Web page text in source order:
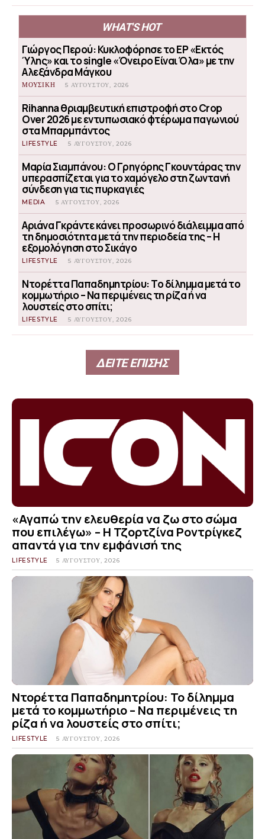
WHAT'S HOT
Γιώργος Περού: Κυκλοφόρησε το EP «Εκτός
Ύλης» και το single «Όνειρο Είναι Όλα» με την
Αλεξάνδρα Μάγκου
ΜΟΥΣΙΚΗ 5 ΑΥΓΟΎΣΤΟΥ, 2026
Rihanna θριαμβευτική επιστροφή στο Crop
Over 2026 με εντυπωσιακό φτέρωμα παγωνιού
στα Μπαρμπάντος
LIFESTYLE 5 ΑΥΓΟΎΣΤΟΥ, 2026
Μαρία Σιαμπάνου: Ο Γρηγόρης Γκουντάρας την
υπερασπίζεται για το χαμόγελο στη ζωντανή
σύνδεση για τις πυρκαγιές
MEDIA 5 ΑΥΓΟΎΣΤΟΥ, 2026
Αριάνα Γκράντε κάνει προσωρινό διάλειμμα από
τη δημοσιότητα μετά την περιοδεία της – Η
εξομολόγηση στο Σικάγο
LIFESTYLE 5 ΑΥΓΟΎΣΤΟΥ, 2026
Ντορέττα Παπαδημητρίου: Το δίλημμα μετά το
κομμωτήριο – Να περιμένεις τη ρίζα ή να
λουστείς στο σπίτι;
LIFESTYLE 5 ΑΥΓΟΎΣΤΟΥ, 2026
ΔΕΙΤΕ ΕΠΙΣΗΣ
«Αγαπώ την ελευθερία να ζω στο σώμα
που επιλέγω» – Η Τζορτζίνα Ροντρίγκεζ
απαντά για την εμφάνισή της
LIFESTYLE 5 ΑΥΓΟΎΣΤΟΥ, 2026
Ντορέττα Παπαδημητρίου: Το δίλημμα
μετά το κομμωτήριο – Να περιμένεις τη
ρίζα ή να λουστείς στο σπίτι;
LIFESTYLE 5 ΑΥΓΟΎΣΤΟΥ, 2026